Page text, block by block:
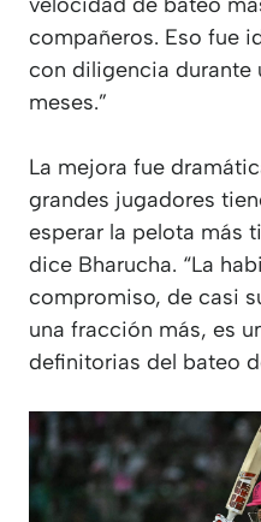
compañeros. Eso fue
con diligencia durante
meses.”
La mejora fue
grandes jugadores
esperar la pelota más
dice Bharucha. “La
compromiso, de casi
una fracción más, es
definitorias del bateo